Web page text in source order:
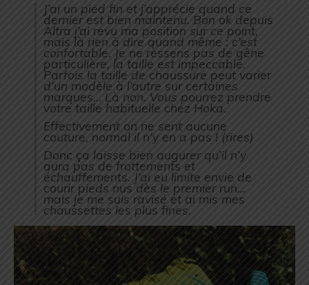
J’ai un pied fin et j’apprécie quand ce
dernier est bien maintenu. Bon ok depuis
Altra j’ai revu ma position sur ce point,
mais là rien à dire quand même : c’est
confortable. Je ne ressens pas de gêne
particulière, la taille est impeccable.
Parfois la taille de chaussure peut varier
d’un modèle à l’autre sur certaines
marques… Là non. Vous pourrez prendre
votre taille habituelle chez Hoka.
Effectivement on ne sent aucune
couture, normal il n’y en a pas ! (rires)
Donc ça laisse bien augurer qu’il n’y
aura pas de frottements et
échauffements. J’ai eu limite envie de
courir pieds nus dès le premier run…
mais je me suis ravisé et ai mis mes
chaussettes les plus fines.